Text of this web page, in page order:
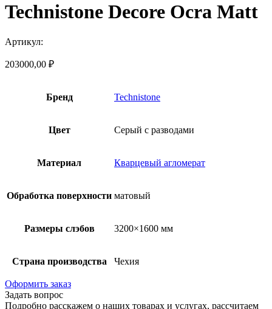
Technistone Decore Ocra Matt
Артикул:
203000,00 ₽
Бренд Technistone
Цвет Серый с разводами
Материал Кварцевый агломерат
Обработка поверхности матовый
Размеры слэбов 3200×1600 мм
Страна производства Чехия
Оформить заказ
Задать вопрос
Подробно расскажем о наших товарах и услугах, рассчитаем